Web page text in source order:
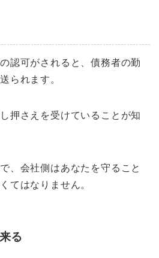
認可がされると、債務者の勤
られます。
押さえを受けていることが知
、会社側はあなたを守ること
てはなりません。
る